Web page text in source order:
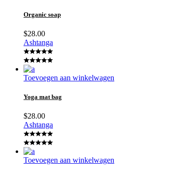
Organic soap
$28.00
Ashtanga
Toevoegen aan winkelwagen
Yoga mat bag
$28.00
Ashtanga
Toevoegen aan winkelwagen